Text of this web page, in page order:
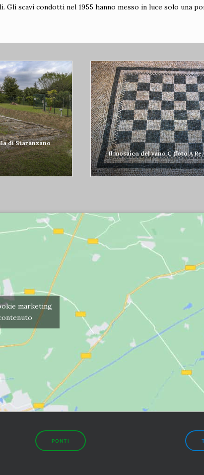
scavi condotti nel 1955 hanno messo in luce solo una
di Staranzano
Il mosaico del vano C (foto
marketing
PONTI